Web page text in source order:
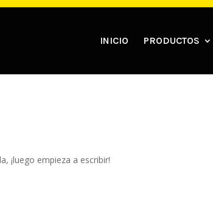
INICIO PRODUCTOS
¡luego empieza a escribir!